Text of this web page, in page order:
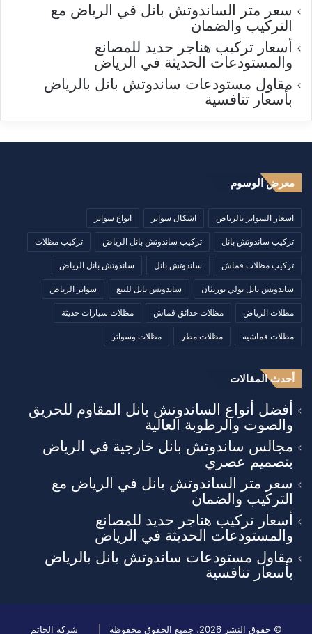
سعر متر الساندوتش بانل في الرياض مع
التركيب والضمان
أسعار تركيب هناجر حديد للمصانع
والمستودعات الحديثة في الرياض
مقاول مستودعات ساندوتش بانل بالرياض
بأسعار تنافسية
معرض الوسوم
اسعار السواتر بالرياض اشكال سواتر انواع سواتر
تركيب ساندوتش بانل تركيب ساندوتش بانل الرياض تركيب مظلات
تركيب مظلات قماش ساندوتش بانل ساندوتش بانل الرياض
ساندوتش بانل بولي يوريثان ساندوتش بانل للبيع سواتر الرياض
مظلات الرياض مظلات حدائق قماش مظلات سيارات حديثة
مظلات قماشيه مظلات مطر مظلات وسواتر
أحدث المقالات
أفضل أنواع الساندوتش بانل المقاوم للحريق
والصوت والرطوبة العالية
مجالس ساندوتش بانل خارجية في الرياض
بتصميم عصري
سعر متر الساندوتش بانل في الرياض مع
التركيب والضمان
أسعار تركيب هناجر حديد للمصانع
والمستودعات الحديثة في الرياض
مقاول مستودعات ساندوتش بانل بالرياض
بأسعار تنافسية
© حقوق النشر 2026، جميع الحقوق محفوظة | شركة الحاتم